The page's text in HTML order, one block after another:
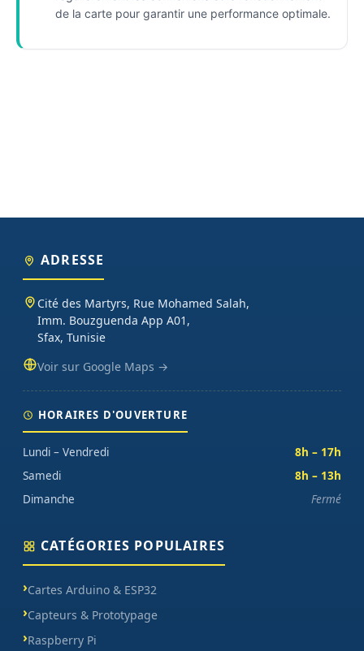
de la carte pour garantir une performance optimale.
ADRESSE
Cité des Martyrs, Rue Mohamed Salah,
Imm. Bouzguenda App A01,
Sfax, Tunisie
Voir sur Google Maps →
HORAIRES D'OUVERTURE
Lundi – Vendredi
8h – 17h
Samedi
8h – 13h
Dimanche
Fermé
CATÉGORIES POPULAIRES
Cartes Arduino & ESP32
Capteurs & Prototypage
Raspberry Pi